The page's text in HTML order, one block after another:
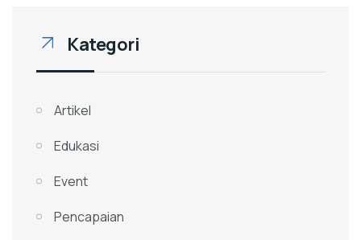
Kategori
Artikel
Edukasi
Event
Pencapaian